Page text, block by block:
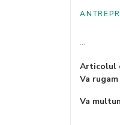
...
Articolul
Va
Va